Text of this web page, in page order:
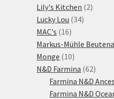
Lily's Kitchen 22
Lucky Lou 3434
MAC's 1616
produktů
Markus-Mühle
Monge 1010
produktů
N&D Farmina 6262
Farmina N&D
Farmina N&D